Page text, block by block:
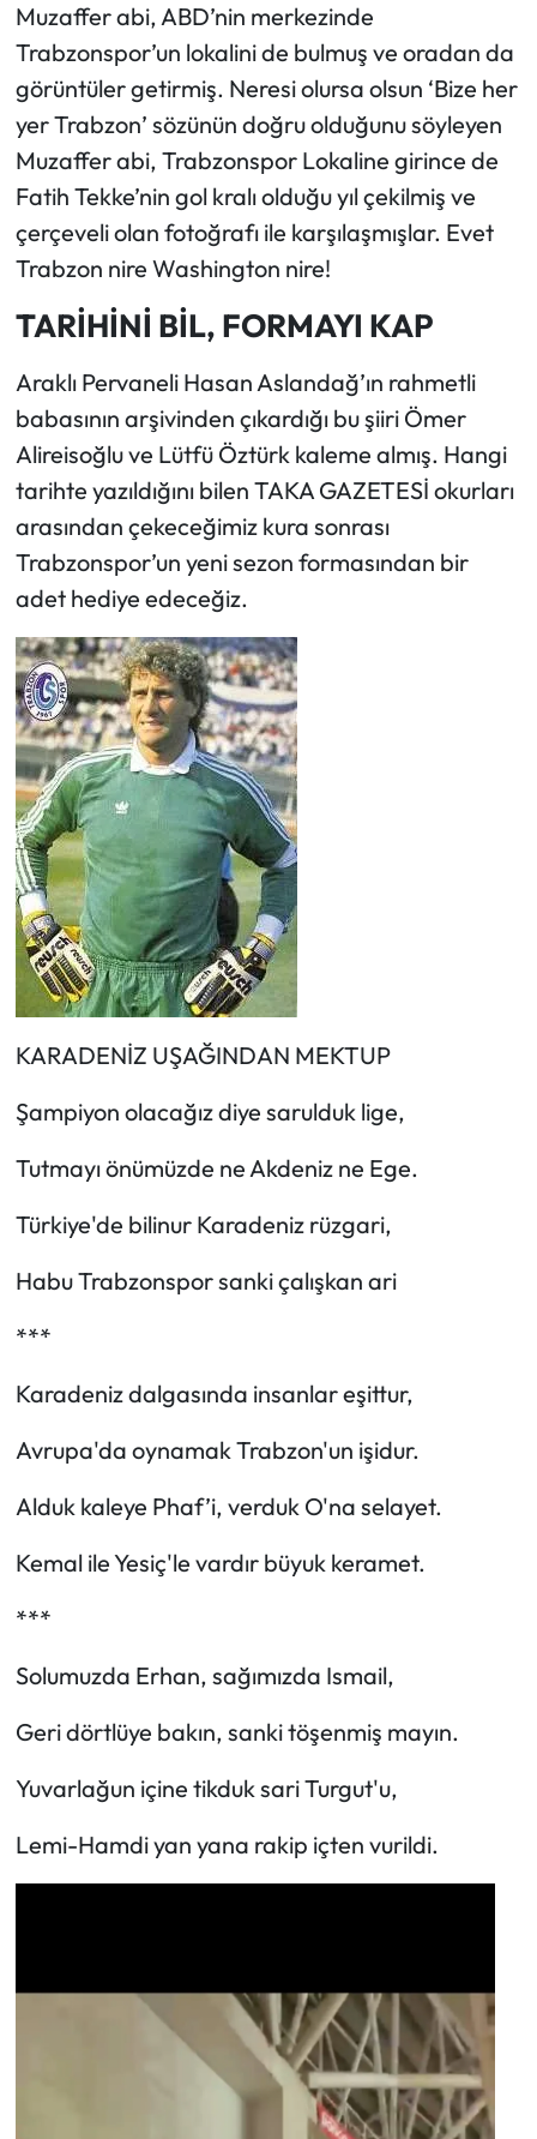
Muzaffer abi, ABD’nin merkezinde
Trabzonspor’un lokalini de bulmuş ve oradan da
görüntüler getirmiş. Neresi olursa olsun ‘Bize her
yer Trabzon’ sözünün doğru olduğunu söyleyen
Muzaffer abi, Trabzonspor Lokaline girince de
Fatih Tekke’nin gol kralı olduğu yıl çekilmiş ve
çerçeveli olan fotoğrafı ile karşılaşmışlar. Evet
Trabzon nire Washington nire!
TARİHİNİ BİL, FORMAYI KAP
Araklı Pervaneli Hasan Aslandağ’ın rahmetli
babasının arşivinden çıkardığı bu şiiri Ömer
Alireisoğlu ve Lütfü Öztürk kaleme almış. Hangi
tarihte yazıldığını bilen TAKA GAZETESİ okurları
arasından çekeceğimiz kura sonrası
Trabzonspor’un yeni sezon formasından bir
adet hediye edeceğiz.
KARADENİZ UŞAĞINDAN MEKTUP
Şampiyon olacağız diye sarulduk lige,
Tutmayı önümüzde ne Akdeniz ne Ege.
Türkiye'de bilinur Karadeniz rüzgari,
Habu Trabzonspor sanki çalışkan ari
***
Karadeniz dalgasında insanlar eşittur,
Avrupa'da oynamak Trabzon'un işidur.
Alduk kaleye Phaf’i, verduk O'na selayet.
Kemal ile Yesiç'le vardır büyuk keramet.
***
Solumuzda Erhan, sağımızda Ismail,
Geri dörtlüye bakın, sanki töşenmiş mayın.
Yuvarlağun içine tikduk sari Turgut'u,
Lemi-Hamdi yan yana rakip içten vurildi.